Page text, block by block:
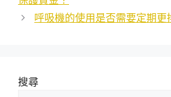
呼吸機的使用是否需要定期更
搜尋